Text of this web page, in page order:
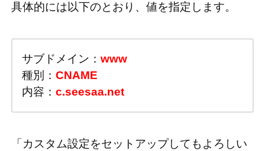
具体的には以下のとおり、値を指定します。
サブドメイン：www
種別：CNAME
内容：c.seesaa.net
「カスタム設定をセットアップしてもよろしい